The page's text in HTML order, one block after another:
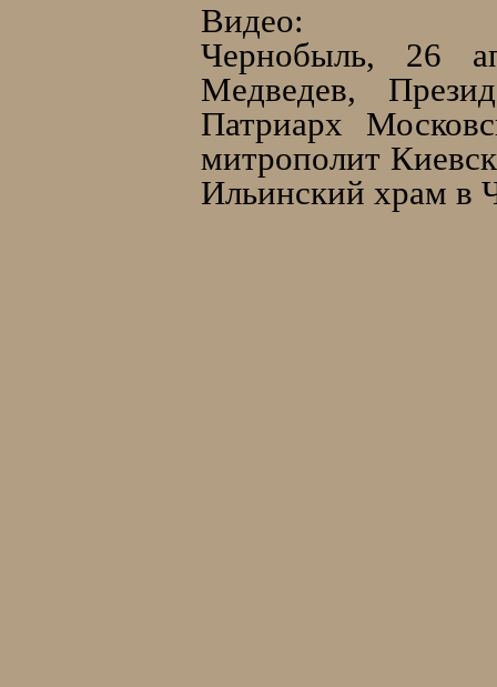
Видео:
Чернобыль, 26
Медведев,
Патриарх
митрополит
Ильинский храм в